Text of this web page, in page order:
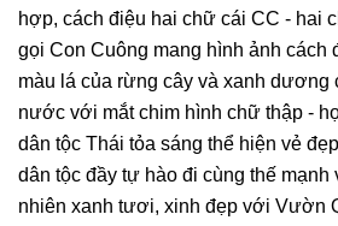
hợp, cách điệu hai chữ cái CC - hai
gọi Con Cuông mang hình ảnh cách
màu lá của rừng cây và xanh dương
nước với mắt chim hình chữ thập -
dân tộc Thái tỏa sáng thể hiện vẻ
dân tộc đầy tự hào đi cùng thế mạnh
nhiên xanh tươi, xinh đẹp với Vườn